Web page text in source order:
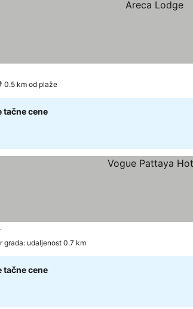
0.5 km od plaže
tačne cene
grada: udaljenost 0.7 km
tačne cene